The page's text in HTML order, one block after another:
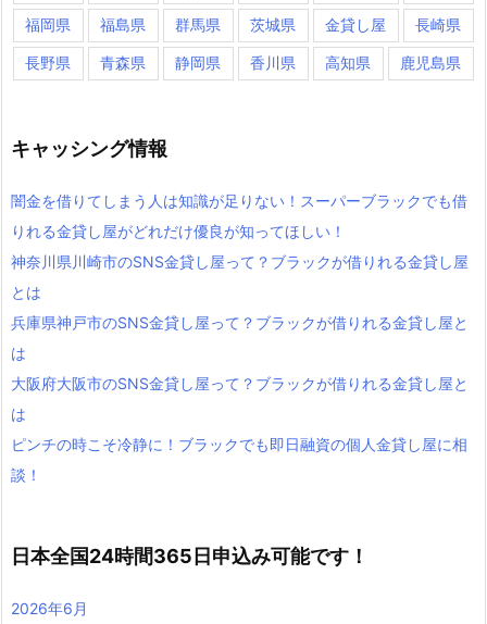
福岡県 福島県 群馬県 茨城県 金貸し屋 長崎県
長野県 青森県 静岡県 香川県 高知県 鹿児島県
キャッシング情報
闇金を借りてしまう人は知識が足りない！スーパーブラックでも借
りれる金貸し屋がどれだけ優良が知ってほしい！
神奈川県川崎市のSNS金貸し屋って？ブラックが借りれる金貸し屋
とは
兵庫県神戸市のSNS金貸し屋って？ブラックが借りれる金貸し屋と
は
大阪府大阪市のSNS金貸し屋って？ブラックが借りれる金貸し屋と
は
ピンチの時こそ冷静に！ブラックでも即日融資の個人金貸し屋に相
談！
日本全国24時間365日申込み可能です！
2026年6月